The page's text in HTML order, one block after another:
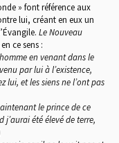
» font référence aux
lui, créant en eux un
Le Nouveau
ce sens :
en venant dans le
par lui à l’existence,
lui, et les siens ne l’ont pas
le prince de ce
été élevé de terre,